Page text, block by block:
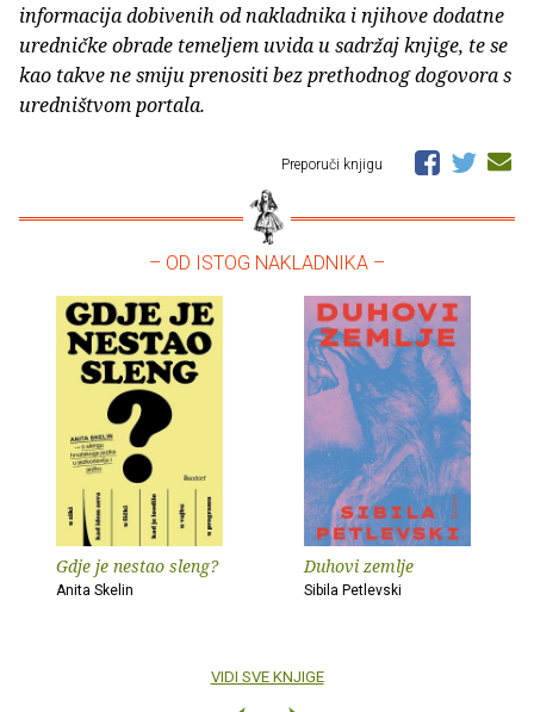
informacija dobivenih od nakladnika i njihove dodatne
uredničke obrade temeljem uvida u sadržaj knjige, te se
kao takve ne smiju prenositi bez prethodnog dogovora s
uredništvom portala.
Preporuči knjigu
– OD ISTOG NAKLADNIKA –
Gdje je nestao sleng?
Anita Skelin
Duhovi zemlje
Sibila Petlevski
VIDI SVE KNJIGE